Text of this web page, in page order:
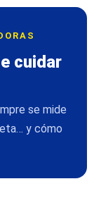
cuidar
se mide
y cómo